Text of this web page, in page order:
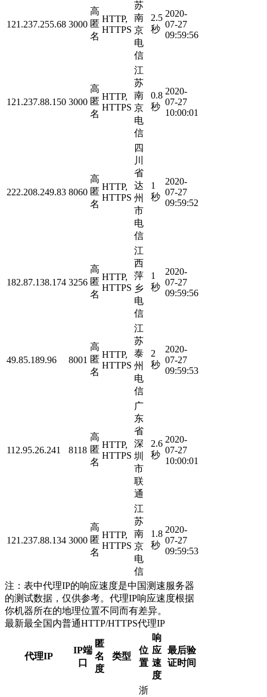
121.237.255.68 3000
高
匿
名
HTTP,
HTTPS
苏
南
京
电
信
2.5
秒
2020-
07-27
09:59:56
121.237.88.150 3000
高
匿
名
HTTP,
HTTPS
江
苏
南
京
电
信
0.8
秒
2020-
07-27
10:00:01
222.208.249.83 8060
高
匿
名
HTTP,
HTTPS
四
川
省
达
州
市
电
信
1
秒
2020-
07-27
09:59:52
182.87.138.174 3256
高
匿
名
HTTP,
HTTPS
江
西
萍
乡
电
信
1
秒
2020-
07-27
09:59:56
49.85.189.96 8001
高
匿
名
HTTP,
HTTPS
江
苏
泰
州
电
信
2
秒
2020-
07-27
09:59:53
112.95.26.241 8118
高
匿
名
HTTP,
HTTPS
广
东
省
深
圳
市
联
通
2.6
秒
2020-
07-27
10:00:01
121.237.88.134 3000
高
匿
名
HTTP,
HTTPS
江
苏
南
京
电
信
1.8
秒
2020-
07-27
09:59:53
注：表中代理IP的响应速度是中国测速服务器
的测试数据，仅供参考。代理IP响应速度根据
你机器所在的地理位置不同而有差异。
最新最全国内普通HTTP/HTTPS代理IP
代理IP
IP端
口
匿
名
度
类型
位
置
响
应
速
度
最后验
证时间
浙